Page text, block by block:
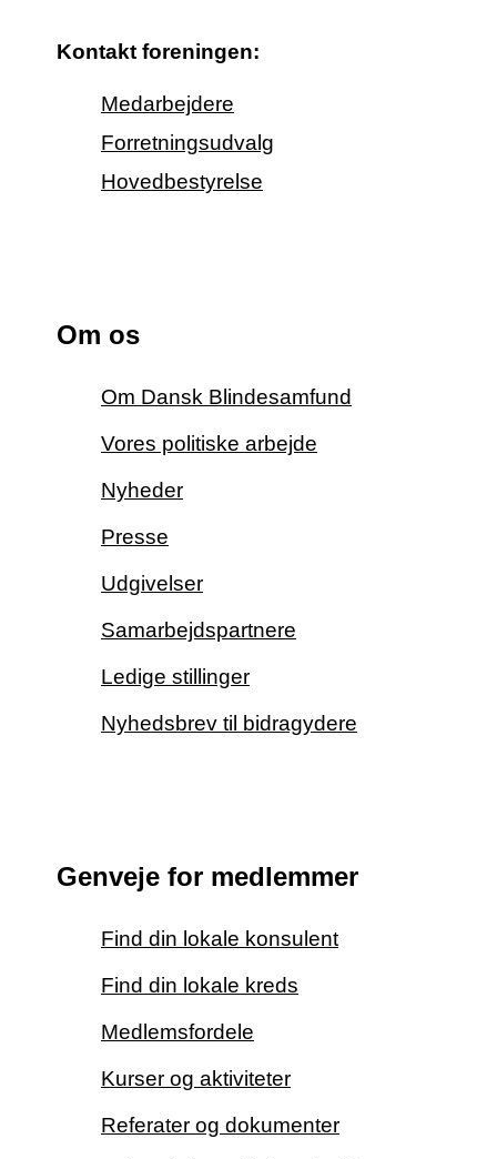
Kontakt foreningen:
Medarbejdere
Forretningsudvalg
Hovedbestyrelse
Om os
Om Dansk Blindesamfund
Vores politiske arbejde
Nyheder
Presse
Udgivelser
Samarbejdspartnere
Ledige stillinger
Nyhedsbrev til bidragydere
Genveje for medlemmer
Find din lokale konsulent
Find din lokale kreds
Medlemsfordele
Kurser og aktiviteter
Referater og dokumenter